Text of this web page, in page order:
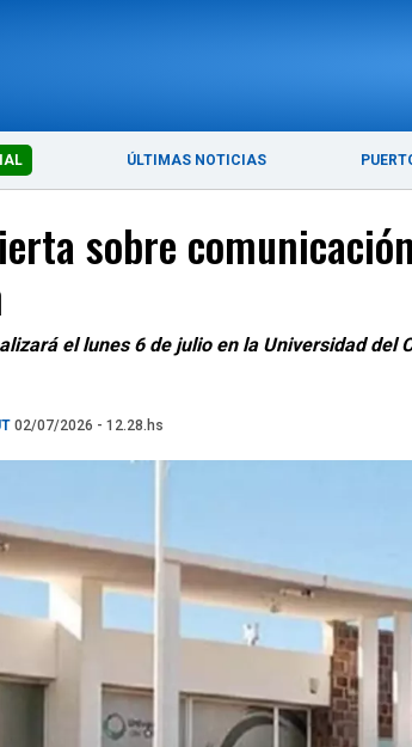
ÚLTIMAS NOTICIAS
sobre
el lunes 6 de julio en la Universidad
02/07/2026 - 12.28.hs